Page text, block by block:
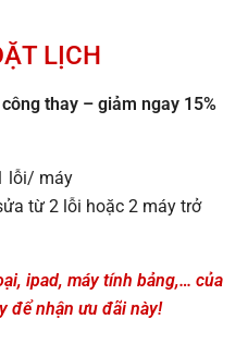
LỊCH
thay – giảm ngay 15%
lỗi/ máy
từ 2 lỗi hoặc 2 máy trở
ipad, máy tính bảng,… của
để nhận ưu đãi này!